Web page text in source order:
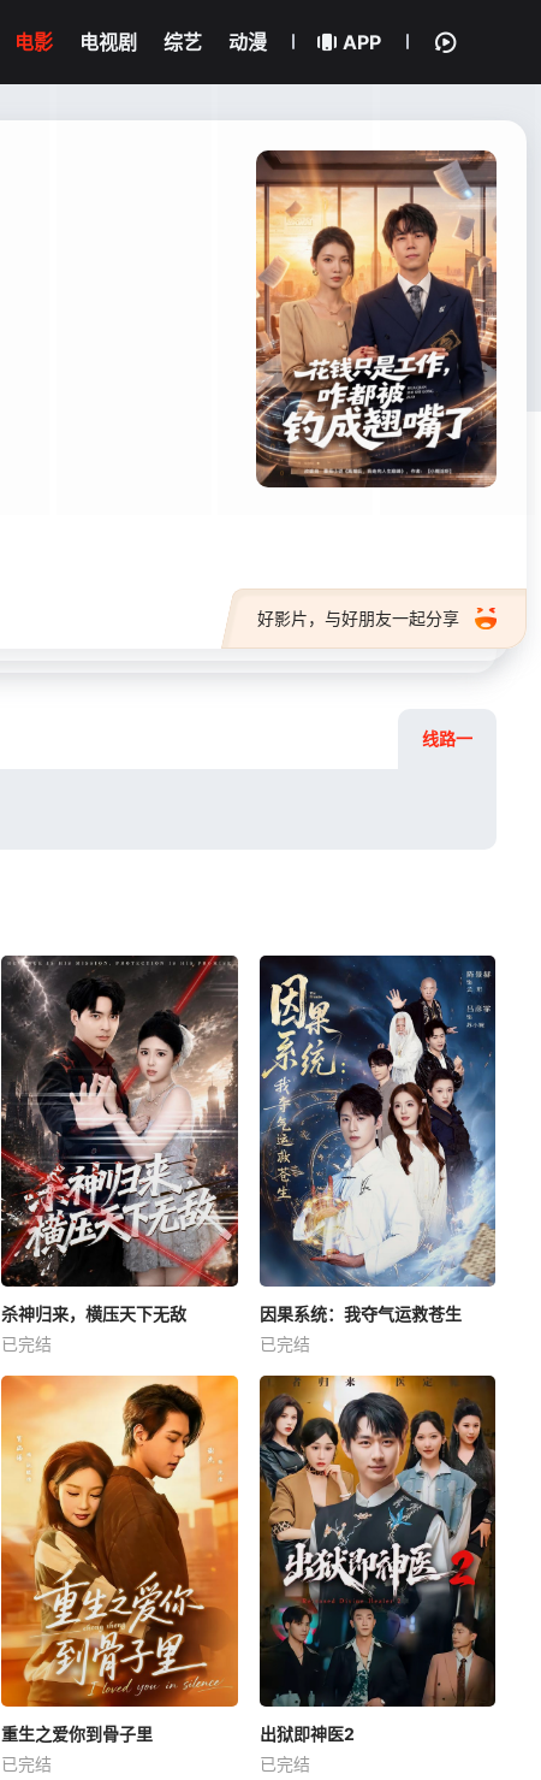
电影 电视剧 综艺 动漫 APP
好影片，与好朋友一起分享
线路一
杀神归来，横压天下无敌
已完结
因果系统：我夺气运救苍生
已完结
重生之爱你到骨子里
已完结
出狱即神医2
已完结